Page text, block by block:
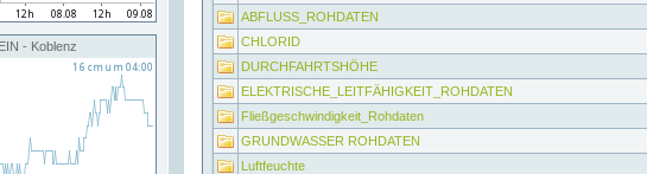
- Koblenz
ABFLUSS_ROHDATEN
CHLORID
DURCHFAHRTSHÖHE
ELEKTRISCHE_LEITFÄHIGKEIT_ROHDATEN
Fließgeschwindigkeit_Rohdaten
GRUNDWASSER ROHDATEN
Luftfeuchte